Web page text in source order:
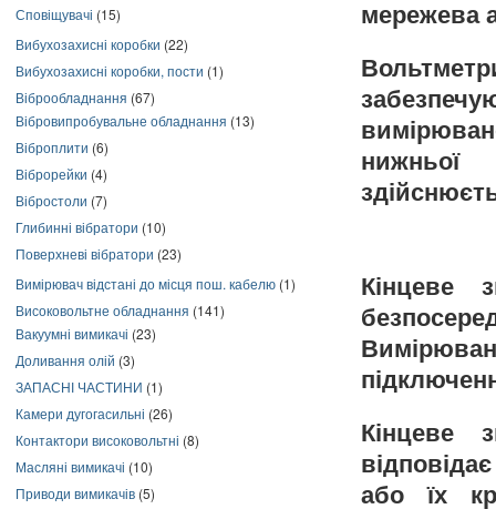
Сповіщувачі (15)
Вибухозахисні коробки (22)
Вибухозахисні коробки, пости (1)
Віброобладнання (67)
Вібровипробувальне обладнання (13)
Віброплити (6)
Віброрейки (4)
Вібростоли (7)
Глибинні вібратори (10)
Поверхневі вібратори (23)
Вимірювач відстані до місця пош. кабелю (1)
Високовольтне обладнання (141)
Вакуумні вимикачі (23)
Доливання олій (3)
ЗАПАСНІ ЧАСТИНИ (1)
Камери дугогасильні (26)
Контактори високовольтні (8)
Масляні вимикачі (10)
Приводи вимикачів (5)
мережева
нижньої
Кінцеве
Кінцеве
або їх